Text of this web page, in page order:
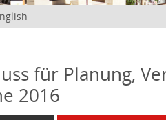
für Planung,
2016